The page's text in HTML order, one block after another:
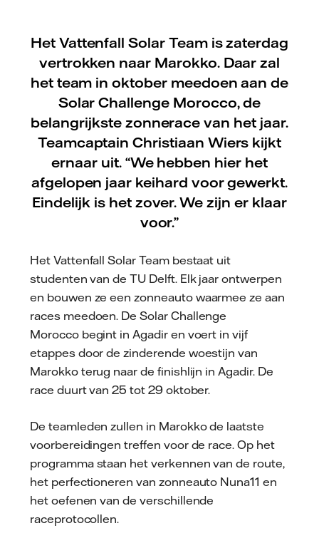
Het Vattenfall Solar Team is zaterdag
vertrokken naar Marokko. Daar zal
het team in oktober meedoen aan de
Solar Challenge Morocco, de
belangrijkste zonnerace van het jaar.
Teamcaptain Christiaan Wiers kijkt
ernaar uit. “We hebben hier het
afgelopen jaar keihard voor gewerkt.
Eindelijk is het zover. We zijn er klaar
voor.”
Het Vattenfall Solar Team bestaat uit
studenten van de TU Delft. Elk jaar ontwerpen
en bouwen ze een zonneauto waarmee ze aan
races meedoen. De Solar Challenge
Morocco begint in Agadir en voert in vijf
etappes door de zinderende woestijn van
Marokko terug naar de finishlijn in Agadir. De
race duurt van 25 tot 29 oktober.
De teamleden zullen in Marokko de laatste
voorbereidingen treffen voor de race. Op het
programma staan het verkennen van de route,
het perfectioneren van zonneauto Nuna11 en
het oefenen van de verschillende
raceprotocollen.